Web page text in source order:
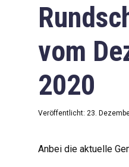
vom
2020
Veröffentlicht: 23.
Anbei die aktuelle